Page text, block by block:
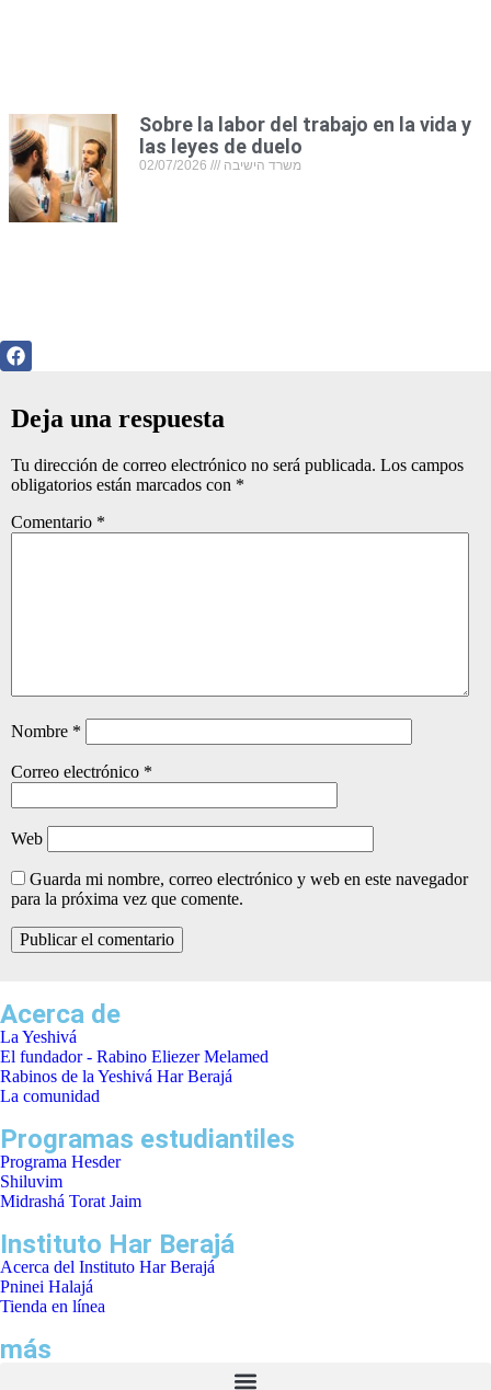
Sobre la labor del trabajo en la vida y
las leyes de duelo
משרד הישיבה 02/07/2026
Deja una respuesta
Tu dirección de correo electrónico no será publicada. Los campos
obligatorios están marcados con *
Comentario *
Nombre *
Correo electrónico *
Web
Guarda mi nombre, correo electrónico y web en este navegador
para la próxima vez que comente.
Acerca de
La Yeshivá
El fundador - Rabino Eliezer Melamed
Rabinos de la Yeshivá Har Berajá
La comunidad
Programas estudiantiles
Programa Hesder
Shiluvim
Midrashá Torat Jaim
Instituto Har Berajá
Acerca del Instituto Har Berajá
Pninei Halajá
Tienda en línea
más